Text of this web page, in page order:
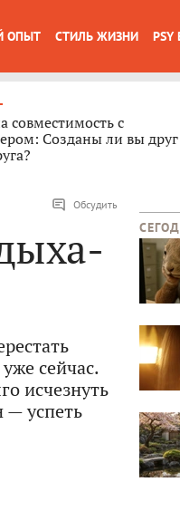
ОПЫТ СТИЛЬ ЖИЗНИ
совместимость с
Созданы ли вы друг
Обсудить
сейчас.
исчезнуть
— успеть